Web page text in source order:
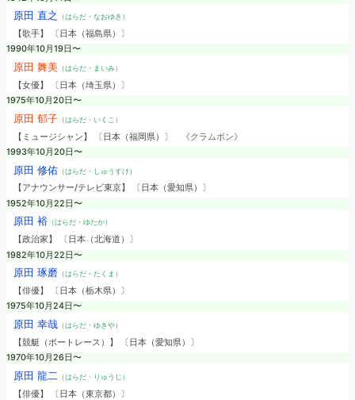
原田 直之 （はらだ・なおゆき）
【歌手】 〔日本（福島県）〕
1990年10月19日〜
原田 舞美（はらだ・まいみ）
【女優】 〔日本（埼玉県）〕
1975年10月20日〜
原田 郁子（はらだ・いくこ）
【ミュージシャン】 〔日本（福岡県）〕
《クラムボン》
1993年10月20日〜
原田 修佑（はらだ・しゅうすけ）
【アナウンサー/テレビ東京】 〔日本（愛知県）〕
1952年10月22日〜
原田 裕（はらだ・ゆたか）
【政治家】 〔日本（北海道）〕
1982年10月22日〜
原田 琢磨（はらだ・たくま）
【俳優】 〔日本（栃木県）〕
1975年10月24日〜
原田 幸哉（はらだ・ゆきや）
【競艇（ボートレース）】 〔日本（愛知県）〕
1970年10月26日〜
原田 龍二 （はらだ・りゅうじ）
【俳優】 〔日本（東京都）〕